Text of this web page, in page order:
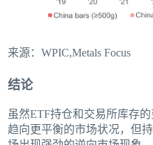
来源：WPIC,Metals Focus
结论
虽然ETF持仓和交易所库存
趋向更平衡的市场状况，但